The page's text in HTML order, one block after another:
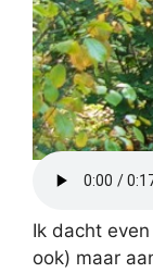
Ik dacht
ook) maar